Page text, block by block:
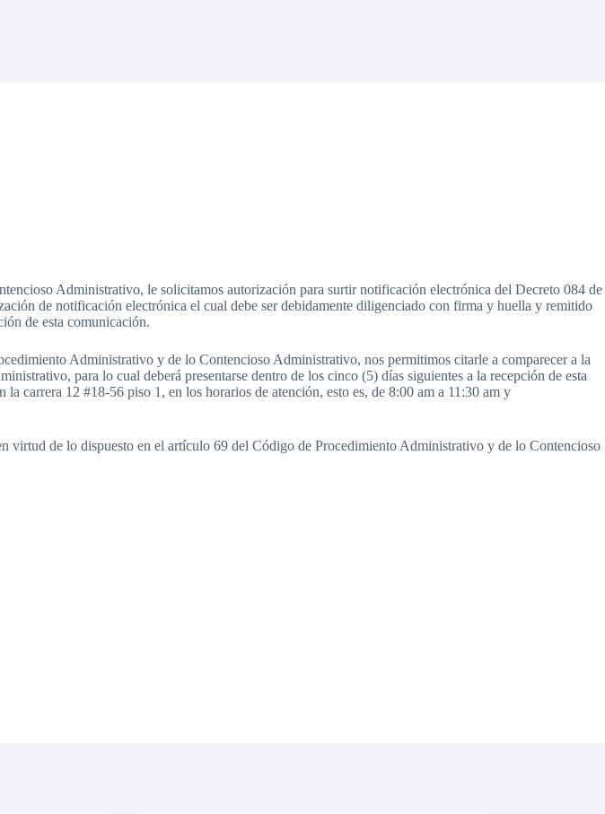
Administrativo, le solicitamos autorización para surtir notificación electrónica del Decreto 084 de
de notificación electrónica el cual debe ser debidamente diligenciado con firma y huella y remitido
de esta comunicación.
Administrativo y de lo Contencioso Administrativo, nos permitimos citarle a comparecer a la
para lo cual deberá presentarse dentro de los cinco (5) días siguientes a la recepción de esta
carrera 12 #18-56 piso 1, en los horarios de atención, esto es, de 8:00 am a 11:30 am y
virtud de lo dispuesto en el artículo 69 del Código de Procedimiento Administrativo y de lo Contencioso